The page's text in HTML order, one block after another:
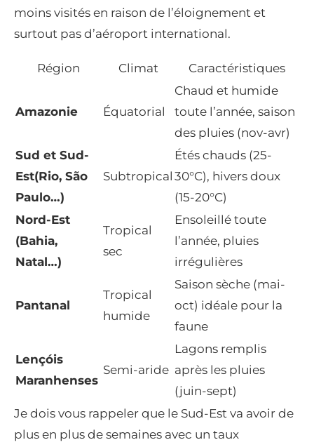
moins visités en raison de l’éloignement et
surtout pas d’aéroport international.
Région Climat Caractéristiques
Amazonie Équatorial
Chaud et humide
toute l’année, saison
des pluies (nov-avr)
Sud et Sud-
Est(Rio, São
Paulo…)
Subtropical
Étés chauds (25-
30°C), hivers doux
(15-20°C)
Nord-Est
(Bahia,
Natal…)
Tropical
sec
Ensoleillé toute
l’année, pluies
irrégulières
Pantanal
Tropical
humide
Saison sèche (mai-
oct) idéale pour la
faune
Lençóis
Maranhenses
Semi-aride
Lagons remplis
après les pluies
(juin-sept)
Je dois vous rappeler que le Sud-Est va avoir de
plus en plus de semaines avec un taux